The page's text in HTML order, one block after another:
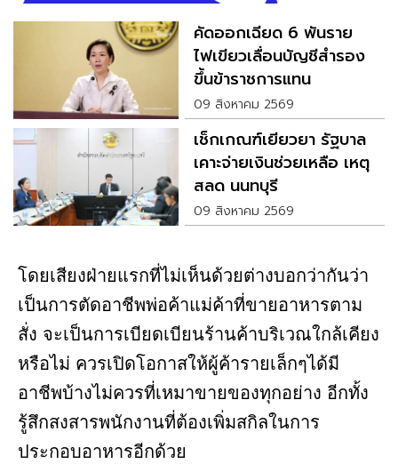
คัดออกเฉียด 6 พันราย
ไฟเขียวเลื่อนบัญชีสำรอง
ขึ้นข้าราชการแทน
09 สิงหาคม 2569
เช็กเกณฑ์เยียวยา รัฐบาล
เคาะจ่ายเงินช่วยเหลือ เหตุ
สลด นนทบุรี
09 สิงหาคม 2569
โดยเสียงฝ่ายแรกที่ไม่เห็นด้วยต่างบอกว่ากันว่า
เป็นการตัดอาชีพพ่อค้าแม่ค้าที่ขายอาหารตาม
สั่ง จะเป็นการเบียดเบียนร้านค้าบริเวณใกล้เคียง
หรือไม่ ควรเปิดโอกาสให้ผู้ค้ารายเล็กๆได้มี
อาชีพบ้างไม่ควรที่เหมาขายของทุกอย่าง อีกทั้ง
รู้สึกสงสารพนักงานที่ต้องเพิ่มสกิลในการ
ประกอบอาหารอีกด้วย